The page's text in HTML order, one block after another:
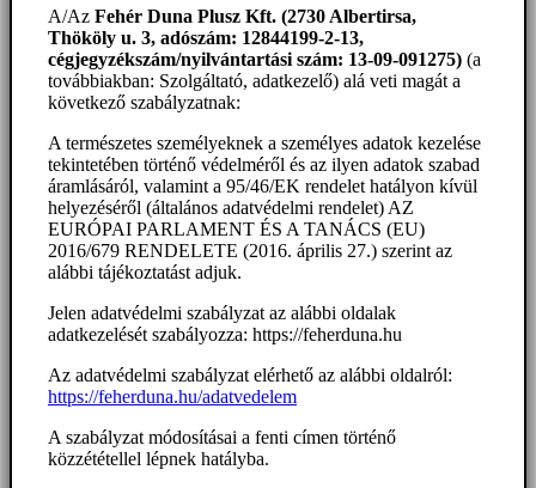
A/Az Fehér Duna Plusz Kft. (2730 Albertirsa,
Thököly u. 3, adószám: 12844199-2-13,
cégjegyzékszám/nyilvántartási szám: 13-09-091275) (a
továbbiakban: Szolgáltató, adatkezelő) alá veti magát a
következő szabályzatnak:
A természetes személyeknek a személyes adatok kezelése
tekintetében történő védelméről és az ilyen adatok szabad
áramlásáról, valamint a 95/46/EK rendelet hatályon kívül
helyezéséről (általános adatvédelmi rendelet) AZ
EURÓPAI PARLAMENT ÉS A TANÁCS (EU)
2016/679 RENDELETE (2016. április 27.) szerint az
alábbi tájékoztatást adjuk.
Jelen adatvédelmi szabályzat az alábbi oldalak
adatkezelését szabályozza: https://feherduna.hu
Az adatvédelmi szabályzat elérhető az alábbi oldalról:
https://feherduna.hu/adatvedelem
A szabályzat módosításai a fenti címen történő
közzététellel lépnek hatályba.